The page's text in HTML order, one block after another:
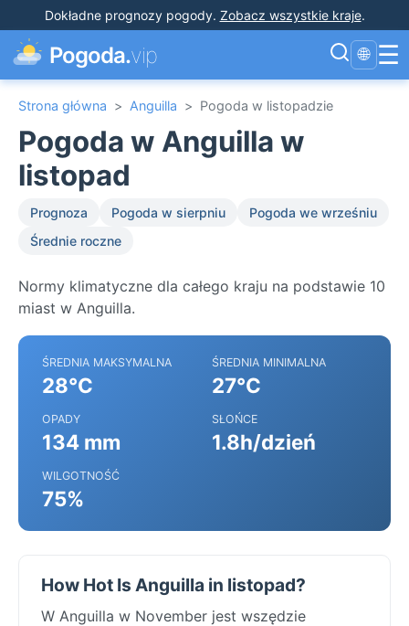
Dokładne prognozy pogody. Zobacz wszystkie kraje.
Pogoda.vip 🌐 ☰
Strona główna > Anguilla > Pogoda w listopadzie
Pogoda w Anguilla w
listopad
Prognoza Pogoda w sierpniu
Pogoda we wrześniu
Średnie roczne
Normy klimatyczne dla całego kraju na podstawie 10
miast w Anguilla.
ŚREDNIA MAKSYMALNA
28°C
ŚREDNIA MINIMALNA
27°C
OPADY
134 mm
SŁOŃCE
1.8h/dzień
WILGOTNOŚĆ
75%
How Hot Is Anguilla in listopad?
W Anguilla w November jest wszędzie